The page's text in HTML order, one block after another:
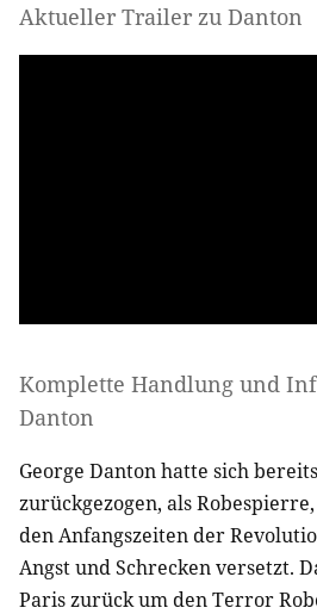
Aktueller Trailer zu Danton
Komplette Handlung und
Danton
George Danton hatte sich
zurückgezogen, als
den Anfangszeiten der
Angst und Schrecken versetzt.
Paris zurück um den Terror